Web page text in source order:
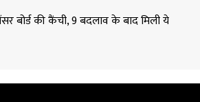
बोर्ड की कैंची, 9 बदलाव के बाद मिली ये